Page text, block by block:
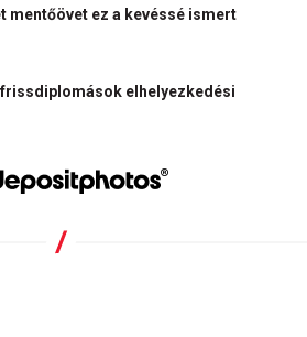
mentőövet ez a kevéssé ismert
elhelyezkedési